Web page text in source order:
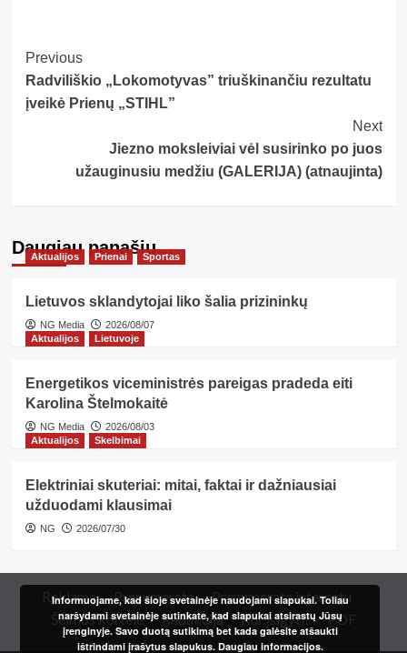
Post
Navigation
Previous
Radviliškio „Lokomotyvas” triuškinančiu rezultatu
įveikė Prienų „STIHL”
Next
Jiezno moksleiviai vėl susirinko po juos
užauginusiu medžiu (GALERIJA) (atnaujinta)
Daugiau panašių…
Aktualijos Prienai Sportas
Lietuvos sklandytojai liko šalia prizininkų
NG Media
2026/08/07
Aktualijos
Lietuvoje
Energetikos viceministrės pareigas pradeda eiti
Karolina Štelmokaitė
NG Media
2026/08/03
Aktualijos
Skelbimai
Elektriniai skuteriai: mitai, faktai ir dažniausiai
užduodami klausimai
NG 2026/07/30
Reklama Prenumerata
Prenumerata internetu
Šeimos kortelė
Redakcija Kur įsigyti? PDF
Informuojame, kad šioje svetainėje naudojami slapukai. Toliau
naršydami svetainėje sutinkate, kad slapukai atsirastų Jūsų
įrenginyje. Savo duotą sutikimą bet kada galėsite atšaukti
ištrindami įrašytus slapukus. Daugiau informacijos.